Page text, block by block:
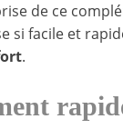
de ce
si facile et
.